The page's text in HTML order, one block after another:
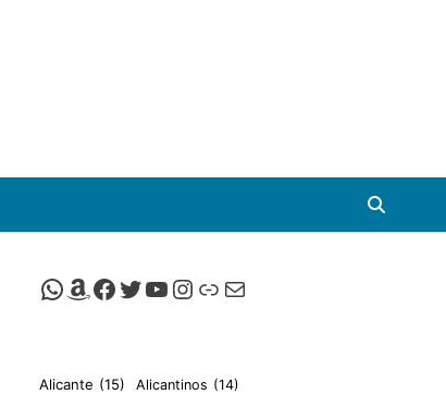
Canal de Whatsapp de Viscalacant
Comprar en Amazon
Facebook de Viscalacant
Twitter de Viscalacant
Canal de Youtube de Viscalacant
Instagram de Viscalacant
Viscalacant en Polkaverse
Correo electrónico
Alicante (15) Alicantinos (14)